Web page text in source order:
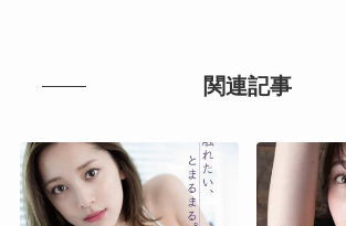
関連記事